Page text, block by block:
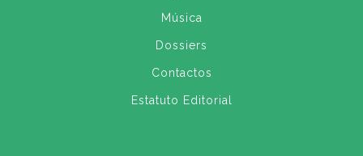
Música
Dossiers
Contactos
Estatuto Editorial